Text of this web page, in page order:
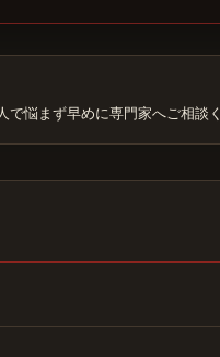
悩まず早めに専門家へご相談く